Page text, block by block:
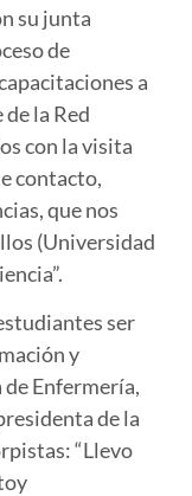
su junta
de
a
la Red
con la visita
contacto,
que nos
(Universidad
ser
y
Enfermería,
de la
“Llevo